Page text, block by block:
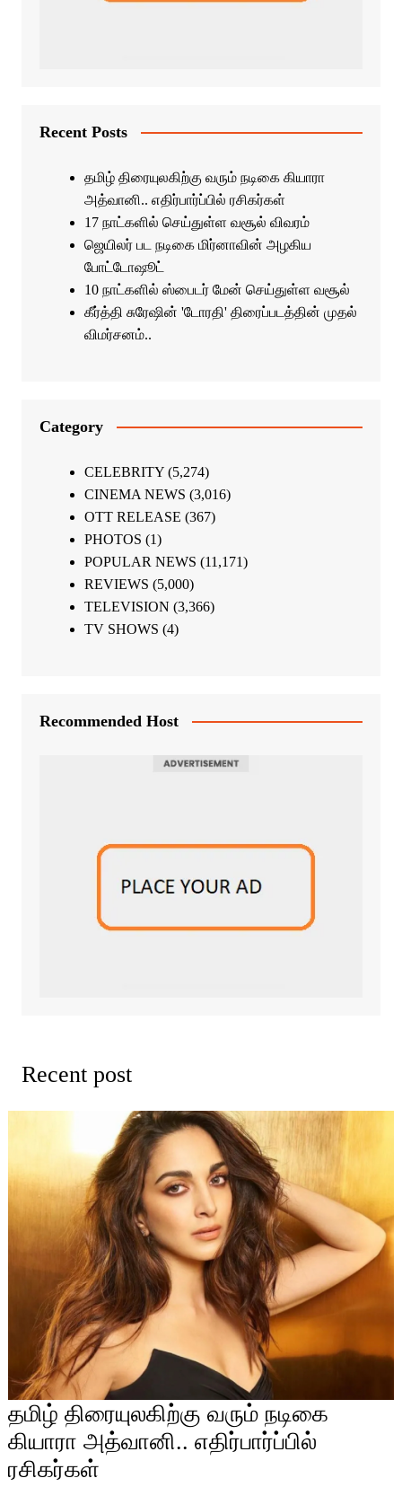
Recent Posts
தமிழ் திரையுலகிற்கு வரும் நடிகை கியாரா
அத்வானி.. எதிர்பார்ப்பில் ரசிகர்கள்
17 நாட்களில் செய்துள்ள வசூல் விவரம்
ஜெயிலர் பட நடிகை மிர்னாவின் அழகிய
போட்டோஷூட்
10 நாட்களில் ஸ்பைடர் மேன் செய்துள்ள வசூல்
கீர்த்தி சுரேஷின் 'டோரதி' திரைப்படத்தின் முதல்
விமர்சனம்..
Category
CELEBRITY(5,274)
CINEMA NEWS (3,016)
OTT RELEASE (367)
PHOTOS (1)
POPULAR NEWS (11,171)
REVIEWS (5,000)
TELEVISION (3,366)
TV SHOWS (4)
Recommended Host
Recent post
தமிழ் திரையுலகிற்கு வரும் நடிகை
கியாரா அத்வானி.. எதிர்பார்ப்பில்
ரசிகர்கள்